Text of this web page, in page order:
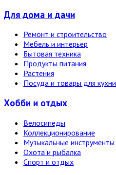
Для дома и дачи
Ремонт и строительство
Мебель и интерьер
Бытовая техника
Продукты питания
Растения
Посуда и товары для кухни
Хобби и отдых
Велосипеды
Коллекционирование
Музыкальные инструменты
Охота и рыбалка
Спорт и отдых